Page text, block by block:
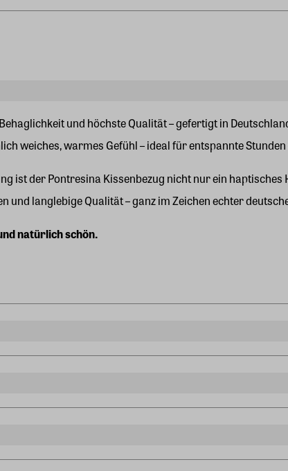
und höchste Qualität – gefertigt in
weiches, warmes Gefühl – ideal für entspannte Stunden
ist der Pontresina Kissenbezug nicht nur ein
langlebige Qualität – ganz im Zeichen echter
natürlich schön.